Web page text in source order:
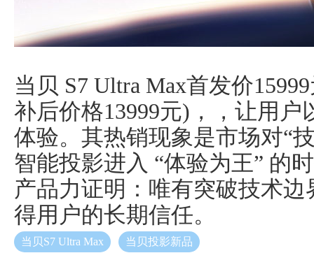
当贝 S7 Ultra Max首发价
补后价格13999元)，，让用
体验。其热销现象是市场对“
智能投影进入 “体验为王” 的
产品力证明：唯有突破技术
得用户的长期信任。
当贝S7 Ultra Max 当贝投影新品